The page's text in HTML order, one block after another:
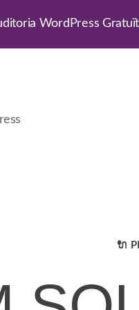
WordPress
🔌